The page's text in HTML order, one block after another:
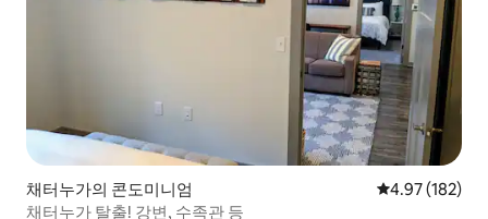
채터누가의 콘도미니엄 평점 4.97점(5
4.97 (182)
채터누가 탈출! 강변, 수족관 등